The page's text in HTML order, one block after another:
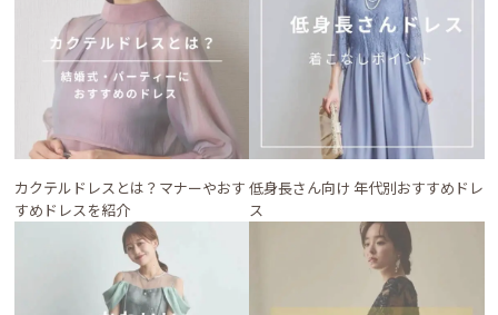
カクテルドレスとは？マナーやおす
すめドレスを紹介
低身長さん向け 年代別おすすめドレ
ス